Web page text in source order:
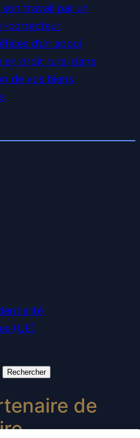
travail par un
correcteur
d’un appui
en droit rural dans
de vos biens
(UE)
Rechercher
de